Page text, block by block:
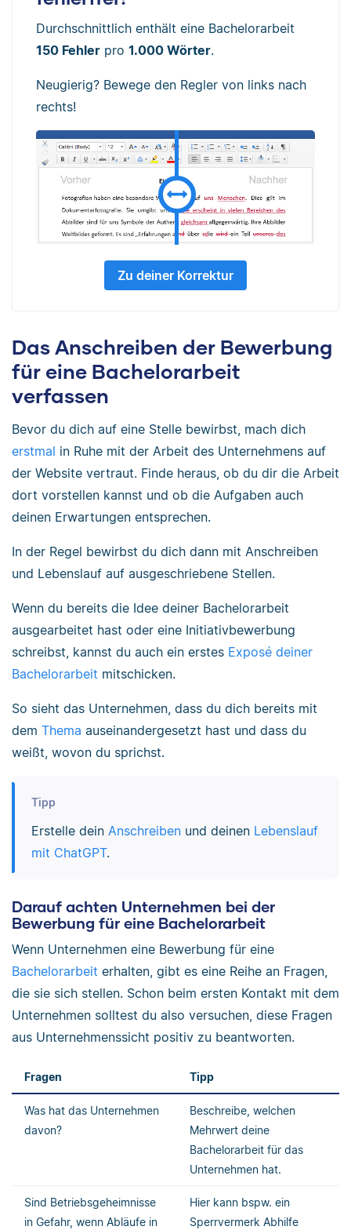
Durchschnittlich enthält eine Bachelorarbeit
150 Fehler pro 1.000 Wörter.
Neugierig? Bewege den Regler von links nach
rechts!
Zu deiner Korrektur
Das Anschreiben der Bewerbung
für eine Bachelorarbeit
verfassen
Bevor du dich auf eine Stelle bewirbst, mach dich
erstmal in Ruhe mit der Arbeit des Unternehmens auf
der Website vertraut. Finde heraus, ob du dir die Arbeit
dort vorstellen kannst und ob die Aufgaben auch
deinen Erwartungen entsprechen.
In der Regel bewirbst du dich dann mit Anschreiben
und Lebenslauf auf ausgeschriebene Stellen.
Wenn du bereits die Idee deiner Bachelorarbeit
ausgearbeitet hast oder eine Initiativbewerbung
schreibst, kannst du auch ein erstes Exposé deiner
Bachelorarbeit mitschicken.
So sieht das Unternehmen, dass du dich bereits mit
dem Thema auseinandergesetzt hast und dass du
weißt, wovon du sprichst.
Tipp
Erstelle dein Anschreibenund deinen Lebenslauf
mit ChatGPT.
Darauf achten Unternehmen bei der
Bewerbung für eine Bachelorarbeit
Wenn Unternehmen eine Bewerbung für eine
Bachelorarbeit erhalten, gibt es eine Reihe an Fragen,
die sie sich stellen. Schon beim ersten Kontakt mit dem
Unternehmen solltest du also versuchen, diese Fragen
aus Unternehmenssicht positiv zu beantworten.
Fragen Tipp
Was hat das Unternehmen
davon?
Beschreibe, welchen
Mehrwert deine
Bachelorarbeit für das
Unternehmen hat.
Sind Betriebsgeheimnisse
in Gefahr, wenn Abläufe in
Hier kann bspw. ein
Sperrvermerk Abhilfe